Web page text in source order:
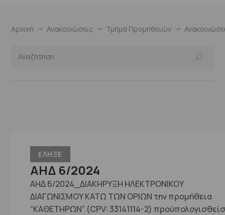
Αρχική Ανακοινώσεις Τμήμα Προμηθειών
ΕΛΗΞΕ
ΑΗΔ 6/2024
ΑΗΔ 6/2024_ΔΙΑΚΗΡΥΞΗ ΗΛΕΚΤΡΟΝΙΚΟΥ
ΔΙΑΓΩΝΙΣΜΟΥ ΚΑΤΩ ΤΩΝ ΟΡΙΩΝ την προμήθεια
“ΚΑΘΕΤΗΡΩΝ” (CPV: 33141114-2)